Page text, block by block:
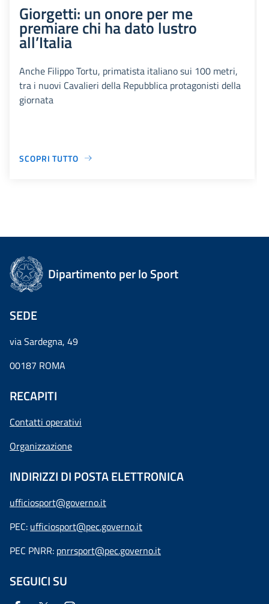
Giorgetti: un onore per me
premiare chi ha dato lustro
all’Italia
Anche Filippo Tortu, primatista italiano sui 100 metri,
tra i nuovi Cavalieri della Repubblica protagonisti della
giornata
SCOPRI TUTTO
Dipartimento per lo Sport
SEDE
via Sardegna, 49
00187 ROMA
RECAPITI
Contatti operativi
Organizzazione
INDIRIZZI DI POSTA ELETTRONICA
ufficiosport@governo.it
PEC: ufficiosport@pec.governo.it
PEC PNRR: pnrrsport@pec.governo.it
SEGUICI SU